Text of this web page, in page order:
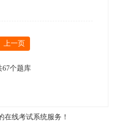
上一页
67个题库
在线考试系统服务！